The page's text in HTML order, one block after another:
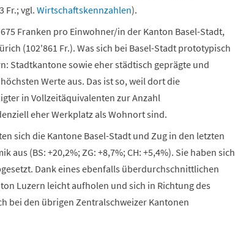
Fr.; vgl. Wirtschaftskennzahlen).
Franken pro Einwohner/in der Kanton Basel-Stadt,
(102'861 Fr.). Was sich bei Basel-Stadt prototypisch
Stadtkantone sowie eher städtisch geprägte und
Werte aus. Das ist so, weil dort die
in Vollzeitäquivalenten zur Anzahl
eher Werkplatz als Wohnort sind.
sich die Kantone Basel-Stadt und Zug in den letzten
(BS: +20,2%; ZG: +8,7%; CH: +5,4%). Sie haben sich
Dank eines ebenfalls überdurchschnittlichen
Luzern leicht aufholen und sich in Richtung des
bei den übrigen Zentralschweizer Kantonen